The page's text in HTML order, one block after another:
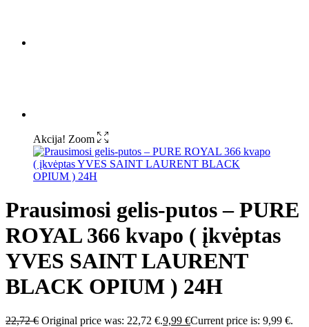
Akcija! Zoom
Prausimosi gelis-putos – PURE
ROYAL 366 kvapo ( įkvėptas
YVES SAINT LAURENT
BLACK OPIUM ) 24H
22,72€ Original price was: 22,72 €.9,99 €Current price is: 9,99 €.